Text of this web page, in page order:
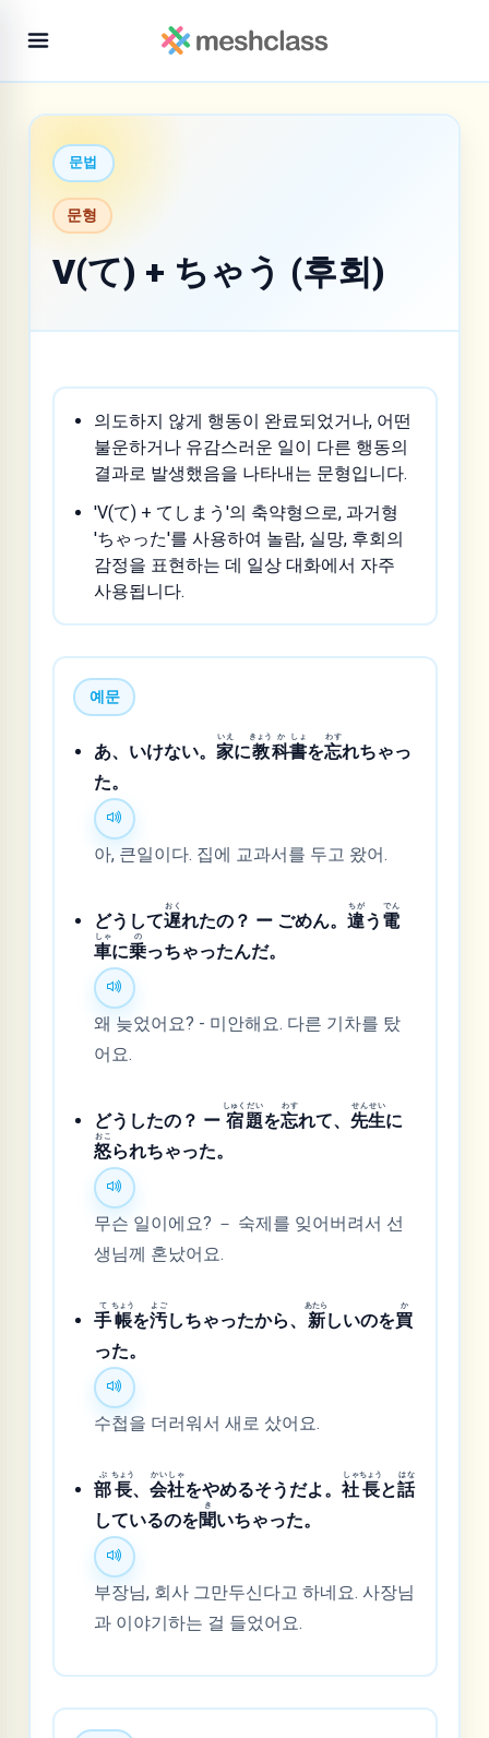
문법
문형
V(て) + ちゃう (후회)
의도하지 않게 행동이 완료되었거나, 어떤
불운하거나 유감스러운 일이 다른 행동의
결과로 발생했음을 나타내는 문형입니다.
'V(て) + てしまう'의 축약형으로, 과거형
'ちゃった'를 사용하여 놀람, 실망, 후회의
감정을 표현하는 데 일상 대화에서 자주
사용됩니다.
예문
あ、いけない。家
いえ
に教
きょう
科
か
書
しょ
を忘
わす
れちゃっ
た。
아, 큰일이다. 집에 교과서를 두고 왔어.
どうして遅
おく
れたの？ ー ごめん。違
ちが
う 電
でん
車
しゃ
に乗
の
っちゃったんだ。
왜 늦었어요? - 미안해요. 다른 기차를 탔
어요.
どうしたの？ ー 宿
しゅく
題
だい
を忘
わす
れて、 先
せん
生
せい
に
怒
おこ
られちゃった。
무슨 일이에요? － 숙제를 잊어버려서 선
생님께 혼났어요.
手
て
帳
ちょう
を汚
よご
しちゃったから、 新
あたら
しいのを買
か
った。
수첩을 더러워서 새로 샀어요.
部
ぶ
長
ちょう
、会
かい
社
しゃ
をやめるそうだよ。社
しゃ
長
ちょう
と話
はな
しているのを聞
き
いちゃった。
부장님, 회사 그만두신다고 하네요. 사장님
과 이야기하는 걸 들었어요.